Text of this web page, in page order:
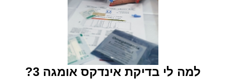
למה לי בדיקת אינדקס אומגה 3?